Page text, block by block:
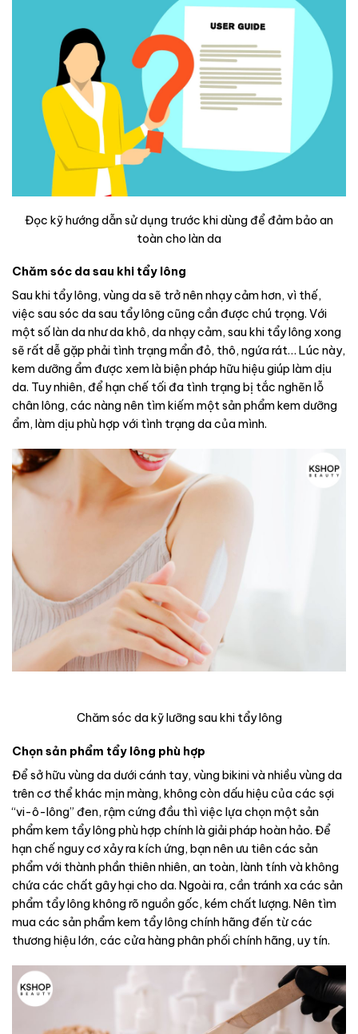
Đọc kỹ hướng dẫn sử dụng trước khi dùng để đảm bảo an
toàn cho làn da
Chăm sóc da sau khi tẩy lông
Sau khi tẩy lông, vùng da sẽ trở nên nhạy cảm hơn, vì thế,
việc sau sóc da sau tẩy lông cũng cần được chú trọng. Với
một số làn da như da khô, da nhạy cảm, sau khi tẩy lông xong
sẽ rất dễ gặp phải tình trạng mẩn đỏ, thô, ngứa rát… Lúc này,
kem dưỡng ẩm được xem là biện pháp hữu hiệu giúp làm dịu
da. Tuy nhiên, để hạn chế tối đa tình trạng bị tắc nghẽn lỗ
chân lông, các nàng nên tìm kiếm một sản phẩm kem dưỡng
ẩm, làm dịu phù hợp với tình trạng da của mình.
Chăm sóc da kỹ lưỡng sau khi tẩy lông
Chọn sản phẩm tẩy lông phù hợp
Để sở hữu vùng da dưới cánh tay, vùng bikini và nhiều vùng da
trên cơ thể khác mịn màng, không còn dấu hiệu của các sợi
“vi-ô-lông” đen, rậm cứng đầu thì việc lựa chọn một sản
phẩm kem tẩy lông phù hợp chính là giải pháp hoàn hảo. Để
hạn chế nguy cơ xảy ra kích ứng, bạn nên ưu tiên các sản
phẩm với thành phần thiên nhiên, an toàn, lành tính và không
chứa các chất gây hại cho da. Ngoài ra, cần tránh xa các sản
phẩm tẩy lông không rõ nguồn gốc, kém chất lượng. Nên tìm
mua các sản phẩm kem tẩy lông chính hãng đến từ các
thương hiệu lớn, các cửa hàng phân phối chính hãng, uy tín.